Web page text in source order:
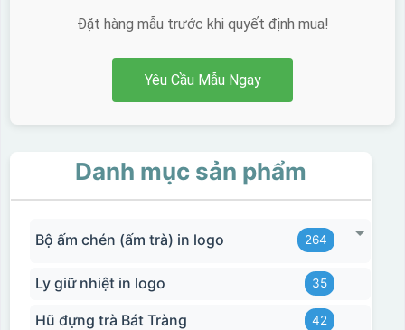
Đặt hàng mẫu trước khi quyết định mua!
Yêu Cầu Mẫu Ngay
Danh mục sản phẩm
Bộ ấm chén (ấm trà) in logo 264
Ly giữ nhiệt in logo 35
Hũ đựng trà Bát Tràng 42